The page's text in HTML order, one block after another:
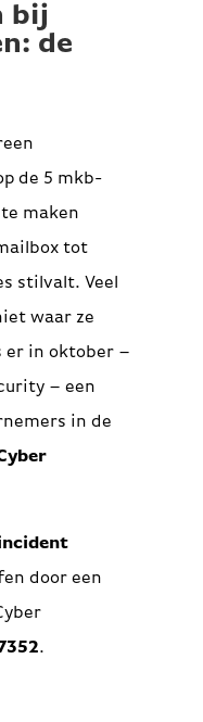
bij
de
de 5 mkb-
maken
tot
stilvalt. Veel
waar ze
er in oktober –
– een
in de
door een
.